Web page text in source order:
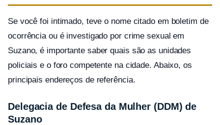
Se você foi intimado, teve o nome citado em boletim de
ocorrência ou é investigado por crime sexual em
Suzano, é importante saber quais são as unidades
policiais e o foro competente na cidade. Abaixo, os
principais endereços de referência.
Delegacia de Defesa da Mulher (DDM) de
Suzano